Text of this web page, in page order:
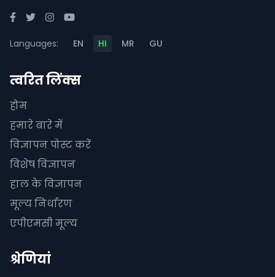
Languages: EN HI MR GU
त्वरित लिंक्स
होम
हमारे बारे में
विज्ञापन पोस्ट करें
विशेष विज्ञापन
हाल के विज्ञापन
मूल्य निर्धारण
एपीएमसी मूल्य
श्रेणियां